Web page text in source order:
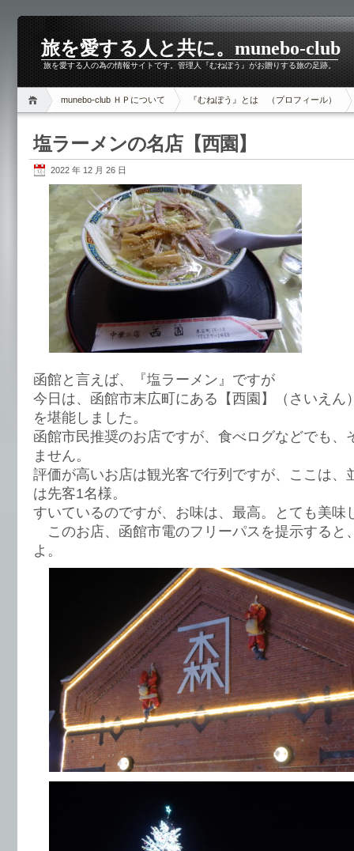
旅を愛する人と共に。munebo-club
旅を愛する人の為の情報サイトです。管理人『むねぼう』がお贈りする旅の足跡。
munebo-club ＨＰについて 『むねぼう』とは （プロフィール）
塩ラーメンの名店【西園】
2022 年 12 月 26 日
函館と言えば、『塩ラーメン』ですが
今日は、函館市末広町にある【西園】（さいえん
を堪能しました。
函館市民推奨のお店ですが、食べログなどでも、
ません。
評価が高いお店は観光客で行列ですが、ここは、
は先客1名様。
すいているのですが、お味は、最高。とても美味
このお店、函館市電のフリーパスを提示すると
よ。